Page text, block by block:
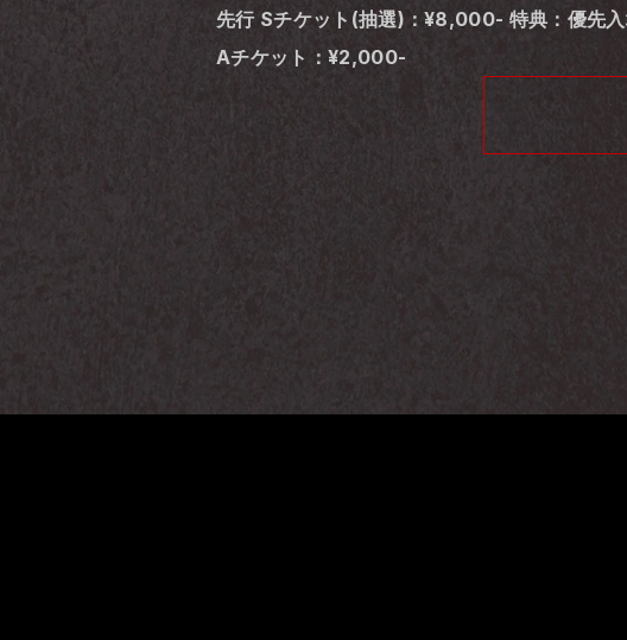
先行 Sチケット(抽選)：¥8,000- 特典：優先
Aチケット：¥2,000-